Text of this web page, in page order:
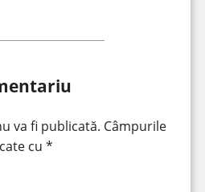
va fi publicată. Câmpurile
cu *